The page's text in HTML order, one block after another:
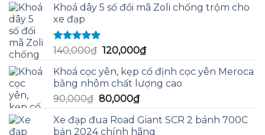
sao
là:
tại
Khoá dây 5 số đổi mã Zoli chống trộm cho
xe đạp
Được xếp
hạng
sao
140,000₫ Giá
là:
140,000₫.
120,000₫Giá
tại
là:
Khoá cọc yên, kẹp cố định cọc yên Meroca
bằng nhôm chất lượng cao
90,000₫ Giá
là:
80,000₫Giá
tại
Xe đạp đua Road Giant SCR 2 bánh 700C
bản 2024 chính hãng